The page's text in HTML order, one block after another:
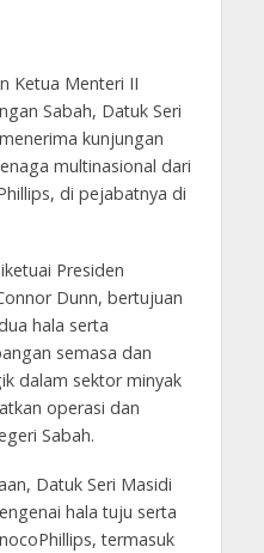
Ketua Menteri II
Sabah, Datuk Seri
kunjungan
multinasional dari
di pejabatnya di
Presiden
Dunn, bertujuan
hala serta
semasa dan
dalam sektor minyak
operasi dan
Sabah.
Datuk Seri Masidi
hala tuju serta
termasuk